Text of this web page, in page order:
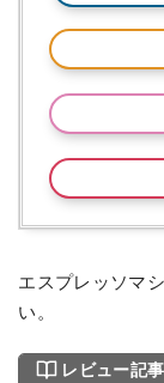
エスプレッソマ
い。
レビュー記事